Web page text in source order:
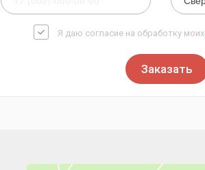
Я даю согласие на обработку моих
Заказать